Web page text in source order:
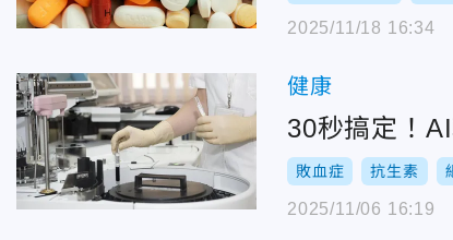
2025/11/18 16:34
健康
30秒搞定！
敗血症 抗生素
2025/11/06 16:19